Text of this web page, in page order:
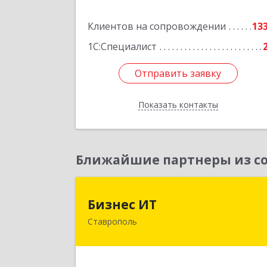
Клиентов на сопровождении
1С:Специалист
Отправить заявку
Показать контакты
Отправить заявку
Назад
Ближайшие партнеры из
Бизнес ИТ
Ставрополь355035, Ставропольский край,